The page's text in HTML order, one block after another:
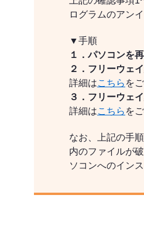
ログラムのアン
▼手順
１．パソコンを
２．フリーウェ
詳細はこちら を
３．フリーウェ
詳細はこちら を
なお、上記の手
内のファイルが
ソコンへのイン